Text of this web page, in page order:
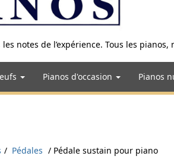
les notes de l’expérience. Tous les
Pianos d'occasion Pianos
Pédales Pédale sustain pour piano